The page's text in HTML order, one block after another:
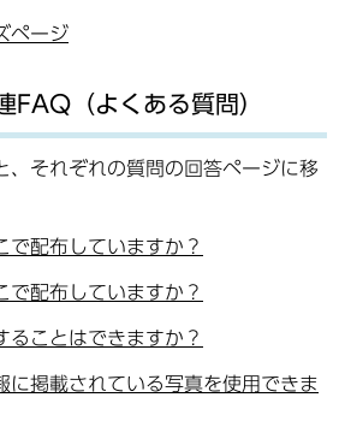
ページ
FAQ（よくある質問）
、それぞれの質問の回答ページに移
で配布していますか？
で配布していますか？
ることはできますか？
に掲載されている写真を使用できま